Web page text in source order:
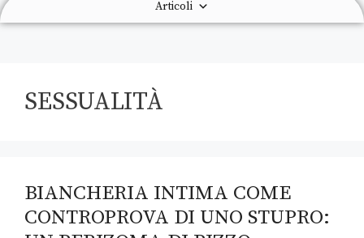
Articoli
SESSUALITÀ
BIANCHERIA INTIMA COME
CONTROPROVA DI UNO STUPRO: